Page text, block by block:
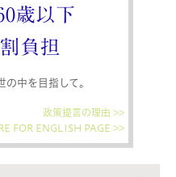
歳以下
負担
の中を目指して。
政策提言の理由 >>
FOR ENGLISH PAGE >>